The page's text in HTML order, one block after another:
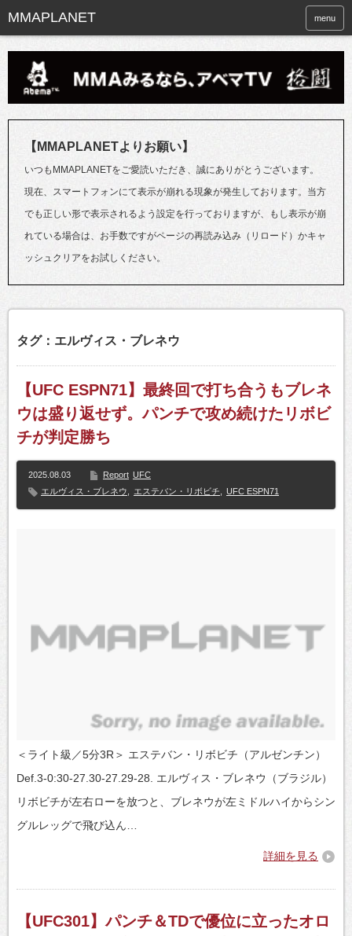
menu
【MMAPLANETよりお願い】
いつもMMAPLANETをご愛読いただき、誠にありがとうございます。
現在、スマートフォンにて表示が崩れる現象が発生しております。当方
でも正しい形で表示されるよう設定を行っておりますが、もし表示が崩
れている場合は、お手数ですがページの再読み込み（リロード）かキャ
ッシュクリアをお試しください。
タグ：エルヴィス・ブレネウ
【UFC ESPN71】最終回で打ち合うもブレネ
ウは盛り返せず。パンチで攻め続けたリボビ
チが判定勝ち
2025.08.03 Report UFC
エルヴィス・ブレネウ
エステバン・リボビチ UFC ESPN71
＜ライト級／5分3R＞ エステバン・リボビチ（アルゼンチン）
Def.3-0:30-27.30-27.29-28. エルヴィス・ブレネウ（ブラジル）
リボビチが左右ローを放つと、ブレネウが左ミドルハイからシン
グルレッグで飛び込ん…
詳細を見る
【UFC301】パンチ＆TDで優位に立ったオロ